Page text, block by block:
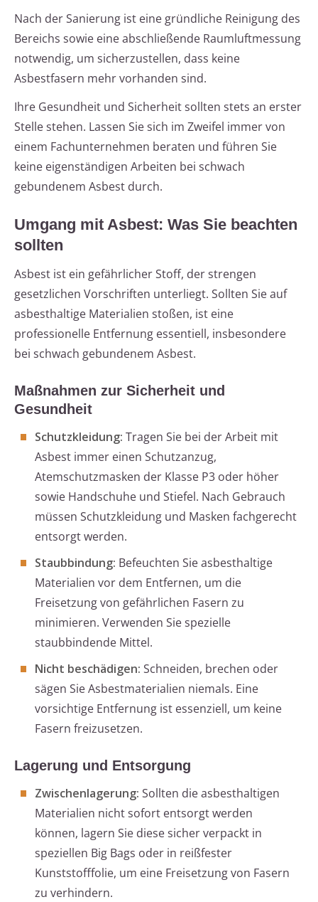
Nach der Sanierung ist eine gründliche Reinigung des
Bereichs sowie eine abschließende Raumluftmessung
notwendig, um sicherzustellen, dass keine
Asbestfasern mehr vorhanden sind.
Ihre Gesundheit und Sicherheit sollten stets an erster
Stelle stehen. Lassen Sie sich im Zweifel immer von
einem Fachunternehmen beraten und führen Sie
keine eigenständigen Arbeiten bei schwach
gebundenem Asbest durch.
Umgang mit Asbest: Was Sie beachten
sollten
Asbest ist ein gefährlicher Stoff, der strengen
gesetzlichen Vorschriften unterliegt. Sollten Sie auf
asbesthaltige Materialien stoßen, ist eine
professionelle Entfernung essentiell, insbesondere
bei schwach gebundenem Asbest.
Maßnahmen zur Sicherheit und
Gesundheit
Schutzkleidung: Tragen Sie bei der Arbeit mit
Asbest immer einen Schutzanzug,
Atemschutzmasken der Klasse P3 oder höher
sowie Handschuhe und Stiefel. Nach Gebrauch
müssen Schutzkleidung und Masken fachgerecht
entsorgt werden.
Staubbindung: Befeuchten Sie asbesthaltige
Materialien vor dem Entfernen, um die
Freisetzung von gefährlichen Fasern zu
minimieren. Verwenden Sie spezielle
staubbindende Mittel.
Nicht beschädigen: Schneiden, brechen oder
sägen Sie Asbestmaterialien niemals. Eine
vorsichtige Entfernung ist essenziell, um keine
Fasern freizusetzen.
Lagerung und Entsorgung
Zwischenlagerung: Sollten die asbesthaltigen
Materialien nicht sofort entsorgt werden
können, lagern Sie diese sicher verpackt in
speziellen Big Bags oder in reißfester
Kunststofffolie, um eine Freisetzung von Fasern
zu verhindern.